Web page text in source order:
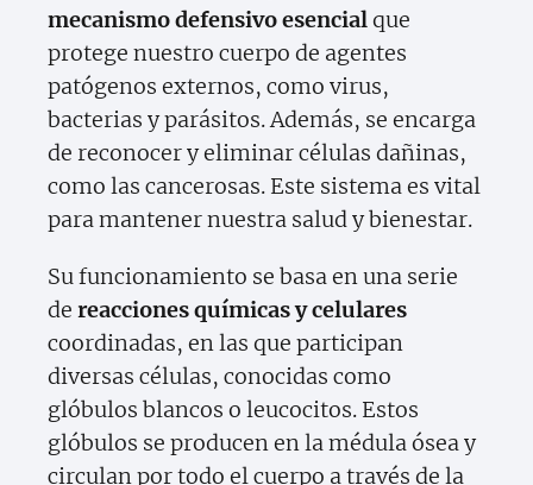
mecanismo defensivo esencialque
protege nuestro cuerpo de agentes
patógenos externos, como virus,
bacterias y parásitos. Además, se encarga
de reconocer y eliminar células dañinas,
como las cancerosas. Este sistema es vital
para mantener nuestra salud y bienestar.
Su funcionamiento se basa en una serie
de reacciones químicas y celulares
coordinadas, en las que participan
diversas células, conocidas como
glóbulos blancos o leucocitos. Estos
glóbulos se producen en la médula ósea y
circulan por todo el cuerpo a través de la